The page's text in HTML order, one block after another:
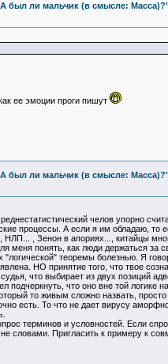
был ли мальчик (в смысле:
ее эмоции проги пишут
был ли мальчик (в смысле:
челов упорно
процессы. А если я им обладаю,
, Зенон в апориях..., китайцы
меня понять, как люди держаться
теоремы болезнью. Я
НО принятие того, что твое
что выбирает из двух позиций
подчеркнуть, что оно вне той логике
то живым сложно назвать,
есть. То что не дает вирусу
терминов и условностей. Если
словами. Пригласить к примеру к